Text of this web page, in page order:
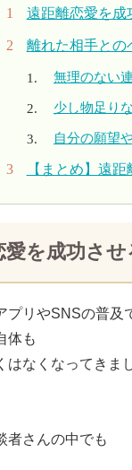
遠距離恋愛を成
離れた相手との
無理のない
少し物足り
自分の願望
【まとめ】遠
愛を成功さ
プリやSNSの普及
体も
はなくなってきま
者さんの中でも